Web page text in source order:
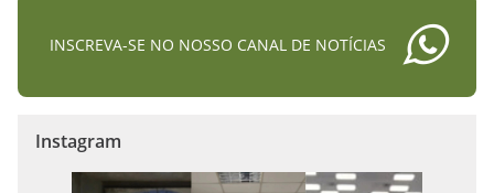
INSCREVA-SE NO NOSSO CANAL DE NOTÍCIAS
Instagram